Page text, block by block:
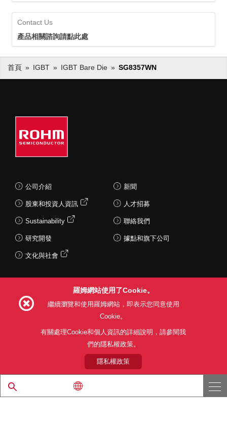
Contact Us
產品相關諮詢請點此處
首頁 IGBT IGBT Bare Die SG8357WN
公司介紹
股東和投資人資訊
Sustainability
研究開發
文化與社會
新聞
人才招募
聯絡我們
據點和旗下公司
利用目的 隱私權政策
關於本公司產品銷售之標準條款(PDF)
© 1997 - 2026 ROHM CO., LTD. ALL RIGHTS RESERVED.
羅姆網站使用了Cookie。
繼續瀏覽和使用羅姆網站，即表示您同意使用
Cookie。
有關處理Cookie和個人資訊的詳細說明，請參閱我
們的隱私權政策。
隱私權政策